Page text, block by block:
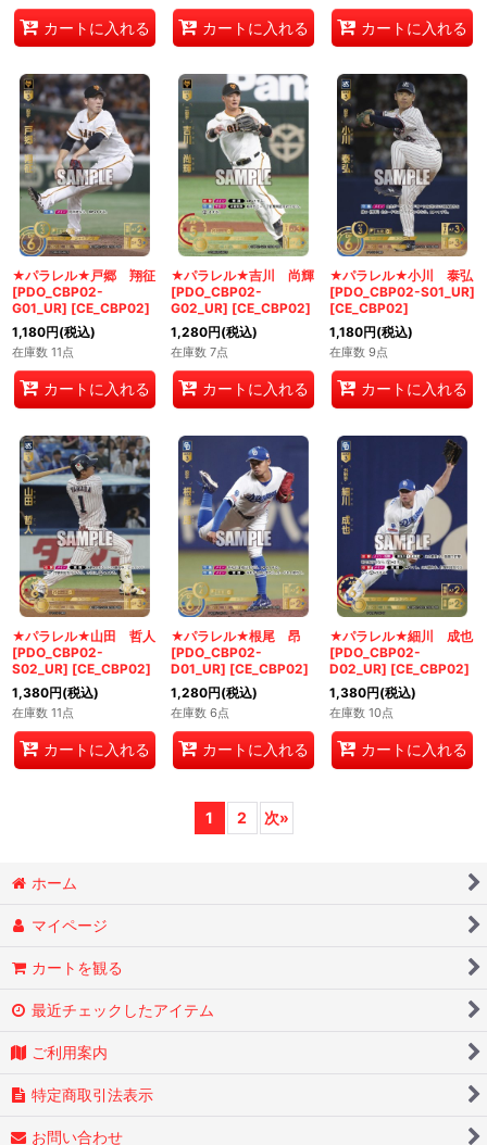
カートに入れる カートに入れる カートに入れる
★パラレル★戸郷 翔征
[PDO_CBP02-
G01_UR] [CE_CBP02]
1,180円(税込)
在庫数 11点
カートに入れる
★パラレル★吉川 尚輝
[PDO_CBP02-
G02_UR] [CE_CBP02]
1,280円(税込)
在庫数 7点
カートに入れる
★パラレル★小川 泰弘
[PDO_CBP02-S01_UR]
[CE_CBP02]
1,180円(税込)
在庫数 9点
カートに入れる
★パラレル★山田 哲人
[PDO_CBP02-
S02_UR] [CE_CBP02]
1,380円(税込)
在庫数 11点
カートに入れる
★パラレル★根尾 昂
[PDO_CBP02-
D01_UR] [CE_CBP02]
1,280円(税込)
在庫数 6点
カートに入れる
★パラレル★細川 成也
[PDO_CBP02-
D02_UR] [CE_CBP02]
1,380円(税込)
在庫数 10点
カートに入れる
1 2 次»
ホーム
マイページ
カートを観る
最近チェックしたアイテム
ご利用案内
特定商取引法表示
お問い合わせ